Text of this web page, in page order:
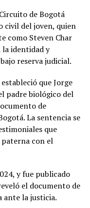
de Bogotá
civil del joven, quien
como Steven Char
la identidad y
reserva judicial.
que Jorge
padre biológico del
de
La sentencia se
que
con el
y fue publicado
el documento de
ante la justicia.